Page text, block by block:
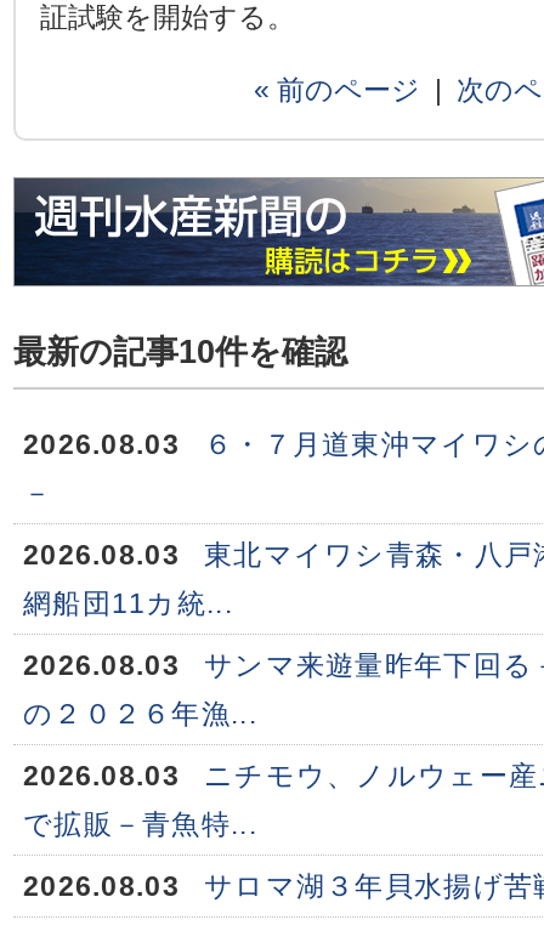
証試験を開始する。
« 前のページ | 次の
最新の記事10件を確認
2026.08.03
６・７月道東沖マイワ
－
2026.08.03
東北マイワシ青森・八
網船団11カ統...
2026.08.03
サンマ来遊量昨年下回
の２０２６年漁...
2026.08.03
ニチモウ、ノルウェー
で拡販－青魚特...
2026.08.03
サロマ湖３年貝水揚げ苦